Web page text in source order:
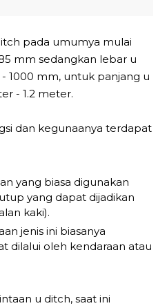
pada umumya mulai
mm sedangkan lebar u
1000 mm, untuk panjang u
- 1.2 meter.
dan kegunaanya terdapat
yang biasa digunakan
yang dapat dijadikan
kaki).
jenis ini biasanya
dilalui oleh kendaraan atau
u ditch, saat ini